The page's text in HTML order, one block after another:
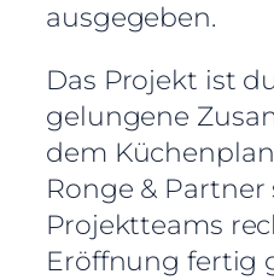
ausgegeben.
Das Projekt ist
gelungene
dem
Ronge & Partner
Projektteams
Eröffnung fertig